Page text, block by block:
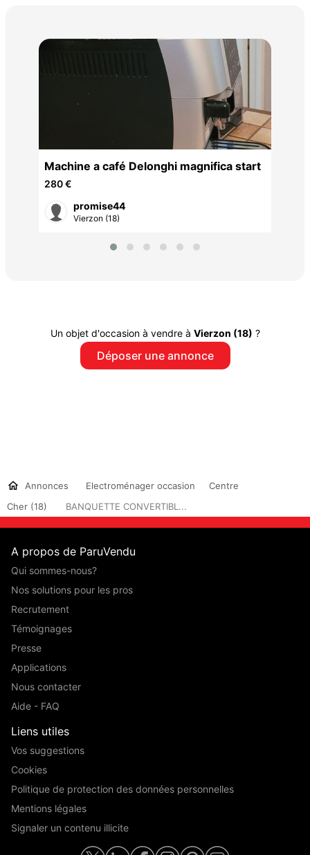
Machine a café Delonghi magnifica start
280 €
promise44
Vierzon (18)
Un objet d'occasion à vendre à Vierzon (18) ?
Déposer une annonce
Annonces Electroménager occasion
Centre
Cher (18)
BANQUETTE CONVERTIBL...
A propos de ParuVendu
Qui sommes-nous?
Nos solutions pour les pros
Recrutement
Témoignages
Presse
Applications
Nous contacter
Aide - FAQ
Liens utiles
Vos suggestions
Cookies
Politique de protection des données personnelles
Mentions légales
Signaler un contenu illicite